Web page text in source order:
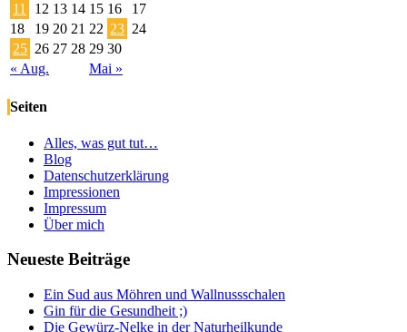
« Aug. Mai »
11
12 13 14 15 16
17
18
19 20 21 22 23 24
25 26 27 28 29 30
Seiten
Alles, was gut tut…
Blog
Datenschutzerklärung
Impressionen
Impressum
Über mich
Neueste Beiträge
Ein Sud aus Möhren und Wallnussschalen
Gin für die Gesundheit ;)
Die Gewürz-Nelke in der Naturheilkunde